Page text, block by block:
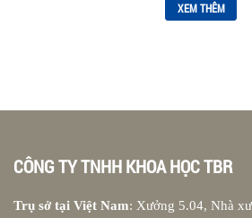
XEM THÊM
CÔNG TY TNHH KHOA HỌC TBR
Trụ sở tại Việt Nam: Xưởng 5.04, Nhà